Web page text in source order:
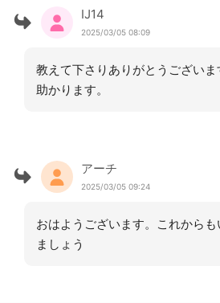
IJ14
2025/03/05 08:09
教えて下さりありがとうございま
助かります。
アーチ
2025/03/05 09:24
おはようございます。これから
ましょう